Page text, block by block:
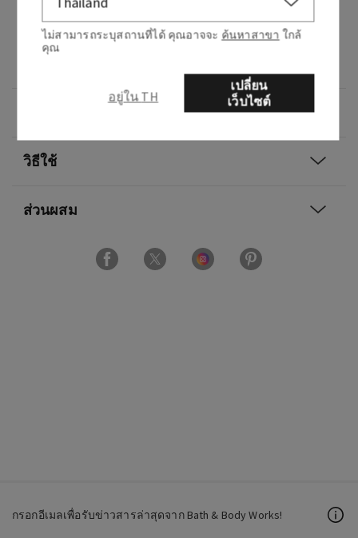
of tea.
วิธีใช้
ส่วนผสม
กรอกอีเมลเพื่อรับข่าวสารล่าสุดจาก Bath & Body Works!
ไม่สามารถระบุสถานที่ได้ คุณอาจจะ ค้นหาสาขา ใกล้
คุณ
อยู่ใน TH
เปลี่ยน
เว็บไซต์